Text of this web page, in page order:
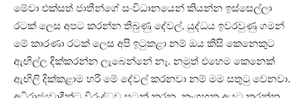
මේවා එක්සත් ජාතීන්ගේ සංවිධානයෙන් කියන්න ඉස්සෙල්ලා
රටක් ලෙස අපට කරන්න තිබුණු දේවල්. යුද්ධය ඉවරවුණු ගමන්
මේ කාරණා රටක් ලෙස අපි ඉටුකළා නම් ඔය කිසි කෙනෙකුට
ඇඟිල්ල දික්කරන්න ලැබෙන්නේ නෑ. නමුත් එහෙම කෙනෙක්
ඇඟිලි දික්කළාම හරි මේ දේවල් කරනවා නම් මම සතුටු වෙනවා.